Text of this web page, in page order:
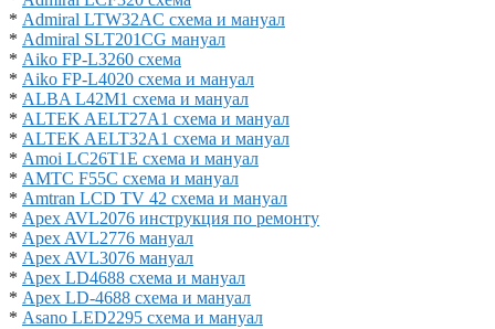
* Admiral LTW32AC схема и мануал
* Admiral SLT201CG мануал
* Aiko FP-L3260 схема
* Aiko FP-L4020 схема и мануал
* ALBA L42M1 схема и мануал
* ALTEK AELT27A1 схема и мануал
* ALTEK AELT32A1 схема и мануал
* Amoi LC26T1E схема и мануал
* AMTC F55C схема и мануал
* Amtran LCD TV 42 схема и мануал
* Apex AVL2076 инструкция по ремонту
* Apex AVL2776 мануал
* Apex AVL3076 мануал
* Apex LD4688 схема и мануал
* Apex LD-4688 схема и мануал
* Asano LED2295 схема и мануал